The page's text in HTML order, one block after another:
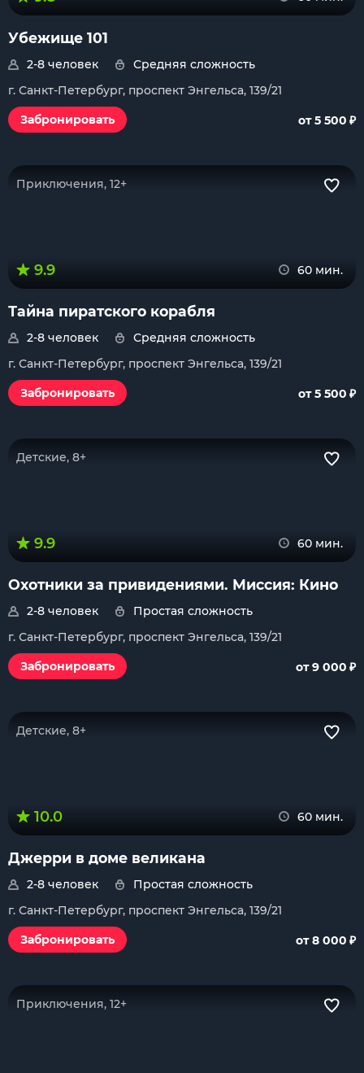
Убежище 101
2-8 человек
Средняя сложность
г. Санкт-Петербург, проспект Энгельса, 139/21
Забронировать
от 5 500 ₽
Приключения, 12+
9.9 60 мин.
Тайна пиратского корабля
2-8 человек
Средняя сложность
г. Санкт-Петербург, проспект Энгельса, 139/21
Забронировать
от 5 500 ₽
Детские, 8+
9.9 60 мин.
Охотники за привидениями. Миссия: Кино
2-8 человек
Простая сложность
г. Санкт-Петербург, проспект Энгельса, 139/21
Забронировать
от 9 000 ₽
Детские, 8+
10.0 60 мин.
Джерри в доме великана
2-8 человек
Простая сложность
г. Санкт-Петербург, проспект Энгельса, 139/21
Забронировать
от 8 000 ₽
Приключения, 12+